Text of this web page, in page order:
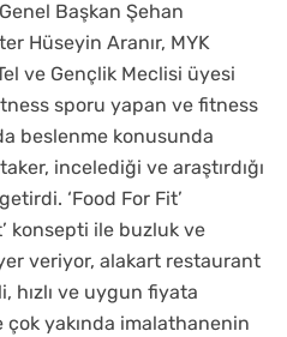
Başkan Şehan
Hüseyin Aranır, MYK
ve Gençlik Meclisi üyesi
sporu yapan ve fitness
beslenme konusunda
incelediği ve araştırdığı
‘Food For Fit’
konsepti ile buzluk ve
veriyor, alakart restaurant
hızlı ve uygun fiyata
yakında imalathanenin